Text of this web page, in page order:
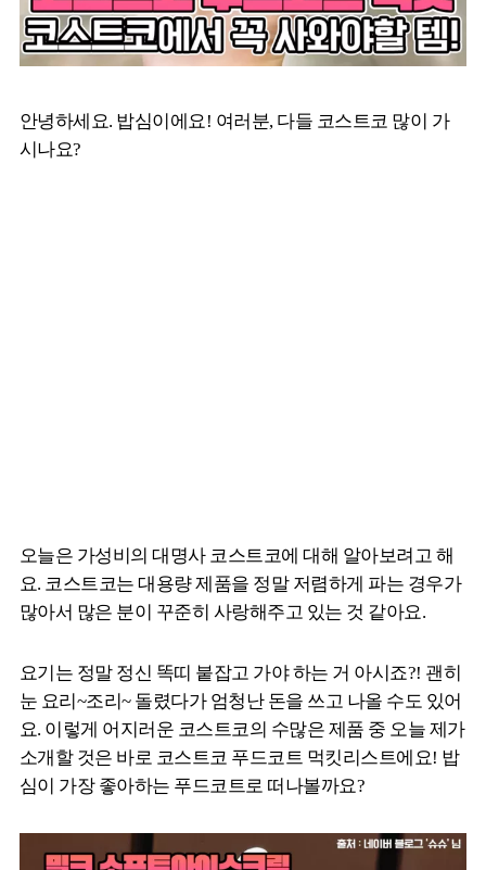
안녕하세요. 밥심이에요! 여러분, 다들 코스트코 많이 가
시나요?
오늘은 가성비의 대명사 코스트코에 대해 알아보려고 해
요. 코스트코는 대용량 제품을 정말 저렴하게 파는 경우가
많아서 많은 분이 꾸준히 사랑해주고 있는 것 같아요.
요기는 정말 정신 똑띠 붙잡고 가야 하는 거 아시죠?! 괜히
눈 요리~조리~ 돌렸다가 엄청난 돈을 쓰고 나올 수도 있어
요. 이렇게 어지러운 코스트코의 수많은 제품 중 오늘 제가
소개할 것은 바로 코스트코 푸드코트 먹킷리스트에요! 밥
심이 가장 좋아하는 푸드코트로 떠나볼까요?